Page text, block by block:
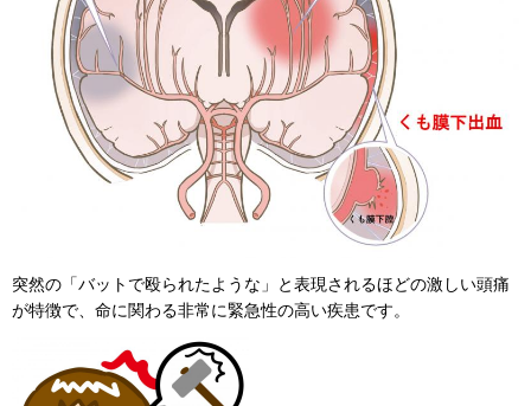
突然の「バットで殴られたような」と表現されるほどの激しい頭痛
が特徴で、命に関わる非常に緊急性の高い疾患です。